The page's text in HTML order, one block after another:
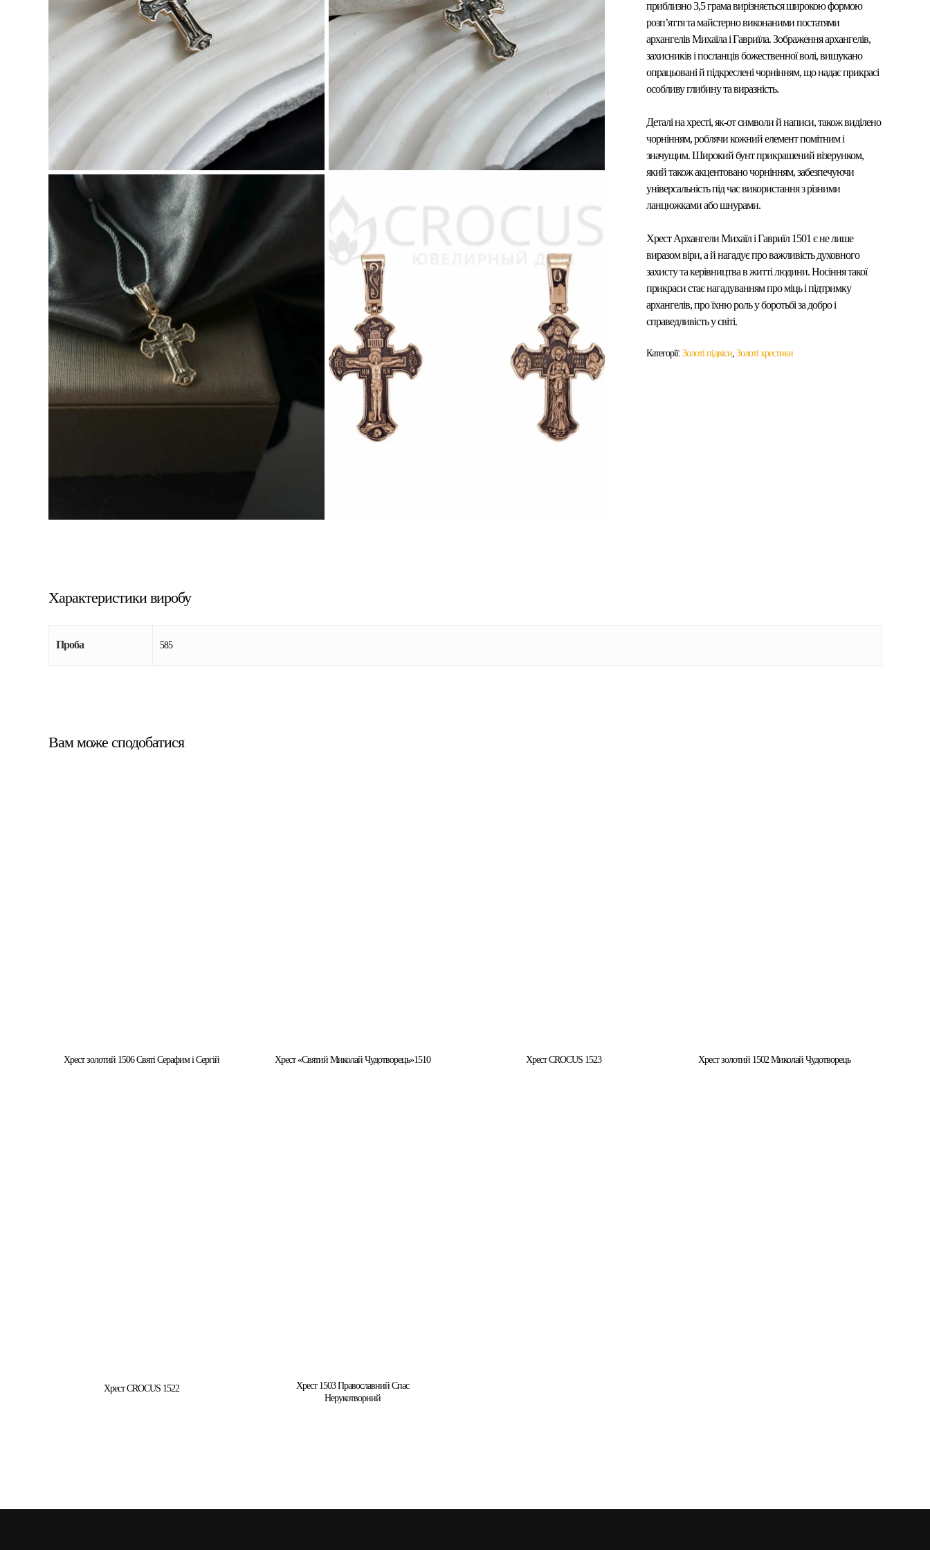
приблизно 3,5 грама вирізняється широкою формою
розп’яття та майстерно виконаними постатями
архангелів Михаїла і Гавриїла. Зображення архангелів,
захисників і посланців божественної волі, вишукано
опрацьовані й підкреслені чорнінням, що надає прикрасі
особливу глибину та виразність.
Деталі на хресті, як-от символи й написи, також виділено
чорнінням, роблячи кожний елемент помітним і
значущим. Широкий бунт прикрашений візерунком,
який також акцентовано чорнінням, забезпечуючи
універсальність під час використання з різними
ланцюжками або шнурами.
Хрест Архангели Михаїл і Гавриїл 1501 є не лише
виразом віри, а й нагадує про важливість духовного
захисту та керівництва в житті людини. Носіння такої
прикраси стає нагадуванням про міць і підтримку
архангелів, про їхню роль у боротьбі за добро і
справедливість у світі.
Категорії: Золоті підвіси Золоті хрестики
Характеристики виробу
Проба 585
Вам може сподобатися
Хрест золотий 1506 Святі Серафим і Сергій Хрест «Святий Миколай Чудотворець»1510 Хрест CROCUS 1523 Хрест золотий 1502 Миколай Чудотворець
Хрест CROCUS 1522
Хрест 1503 Православний Спас
Нерукотворний